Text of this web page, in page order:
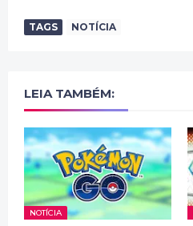
TAGS NOTÍCIA
LEIA TAMBÉM:
NOTÍCIA